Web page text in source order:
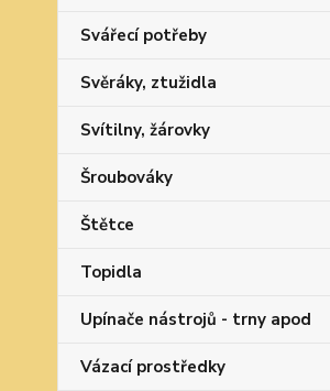
Svářecí potřeby
Svěráky, ztužidla
Svítilny, žárovky
Šroubováky
Štětce
Topidla
Upínače nástrojů - trny apod
Vázací prostředky